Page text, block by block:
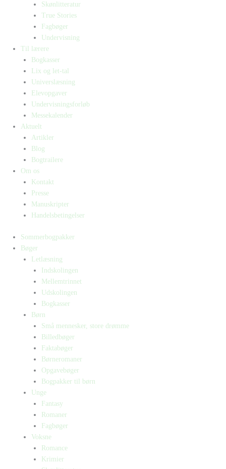
Skønlitteratur
True Stories
Fagbøger
Undervisning
Til lærere
Bogkasser
Lix og let-tal
Universlæsning
Elevopgaver
Undervisningsforløb
Messekalender
Aktuelt
Artikler
Blog
Bogtrailere
Om os
Kontakt
Presse
Manuskripter
Handelsbetingelser
Sommerbogpakker
Bøger
Letlæsning
Indskolingen
Mellemtrinnet
Udskolingen
Bogkasser
Børn
Små mennesker, store drømme
Billedbøger
Faktabøger
Børneromaner
Opgavebøger
Bogpakker til børn
Unge
Fantasy
Romaner
Fagbøger
Voksne
Romance
Krimier